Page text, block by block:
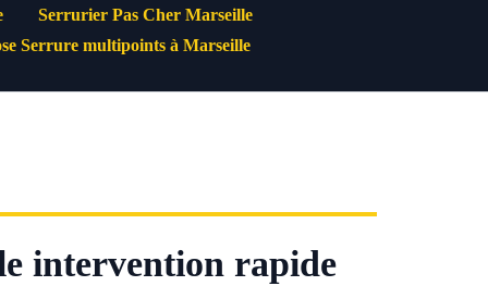
Serrurier Pas Cher Marseille
Serrure multipoints à Marseille
intervention rapide